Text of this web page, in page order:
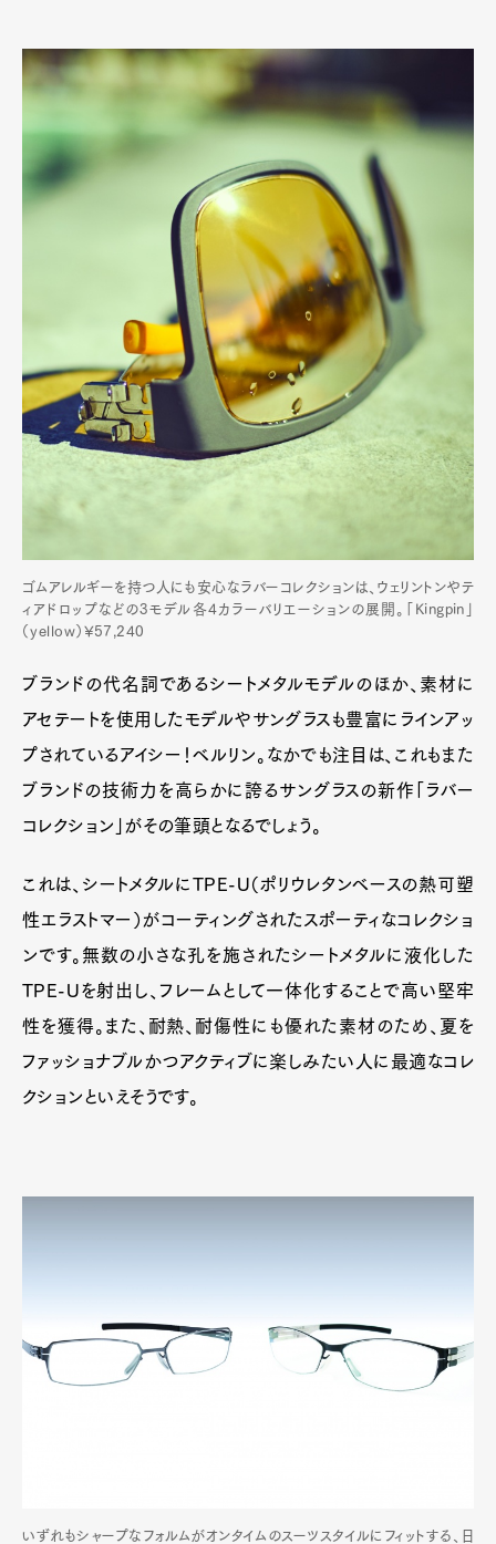
ゴムアレルギーを持つ人にも安心なラバーコレクションは、ウェリントンやテ
ィアドロップなどの3モデル各4カラーバリエーションの展開。「Kingpin」
（yellow）¥57,240
ブランドの代名詞であるシートメタルモデルのほか、素材に
アセテートを使用したモデルやサングラスも豊富にラインアッ
プされているアイシー！ベルリン。なかでも注目は、これもまた
ブランドの技術力を高らかに誇るサングラスの新作「ラバー
コレクション」がその筆頭となるでしょう。
これは、シートメタルにTPE-U（ポリウレタンベースの熱可塑
性エラストマー）がコーティングされたスポーティなコレクショ
ンです。無数の小さな孔を施されたシートメタルに液化した
TPE-Uを射出し、フレームとして一体化することで高い堅牢
性を獲得。また、耐熱、耐傷性にも優れた素材のため、夏を
ファッショナブルかつアクティブに楽しみたい人に最適なコレ
クションといえそうです。
いずれもシャープなフォルムがオンタイムのスーツスタイルにフィットする、日